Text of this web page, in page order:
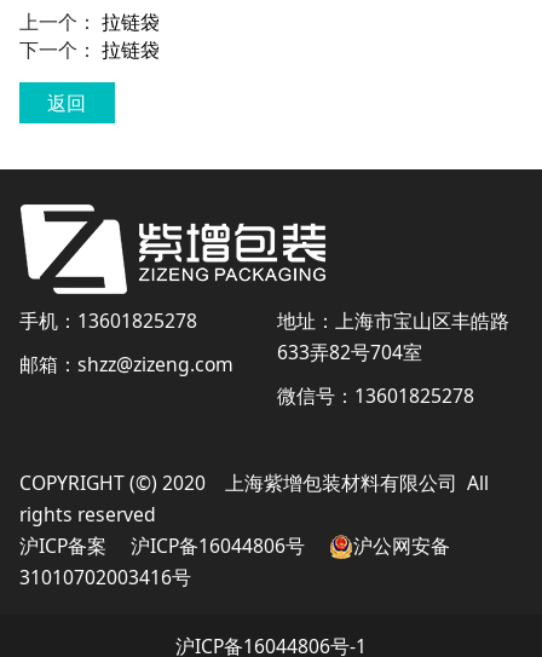
上一个： 拉链袋
下一个： 拉链袋
返回
手机：13601825278
邮箱：shzz@zizeng.com
地址：上海市宝山区丰皓路
633弄82号704室
微信号：13601825278
COPYRIGHT (©) 2020 上海紫增包装材料有限公司 All
rights reserved
沪ICP备案
沪ICP备16044806号
沪公网安备
31010702003416号
沪ICP备16044806号-1